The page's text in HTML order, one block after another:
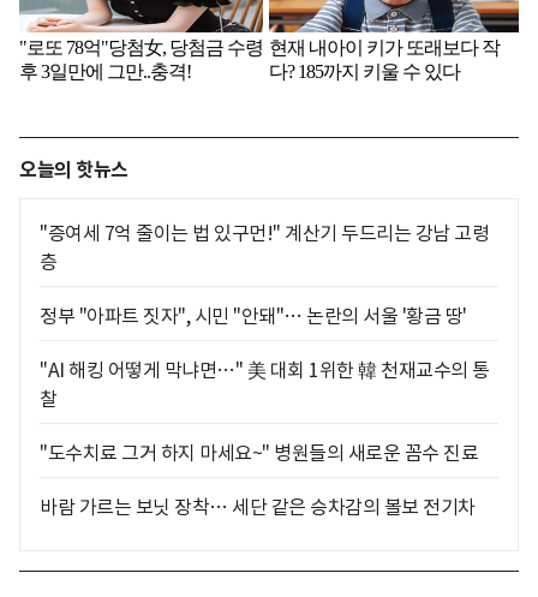
오늘의 핫뉴스
"증여세 7억 줄이는 법 있구먼!" 계산기 두드리는 강남 고령
층
정부 "아파트 짓자", 시민 "안돼"… 논란의 서울 '황금 땅'
"AI 해킹 어떻게 막냐면…" 美 대회 1위한 韓 천재교수의 통
찰
"도수치료 그거 하지 마세요~" 병원들의 새로운 꼼수 진료
바람 가르는 보닛 장착… 세단 같은 승차감의 볼보 전기차